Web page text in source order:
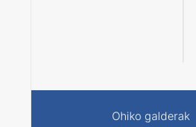
Ohiko galderak